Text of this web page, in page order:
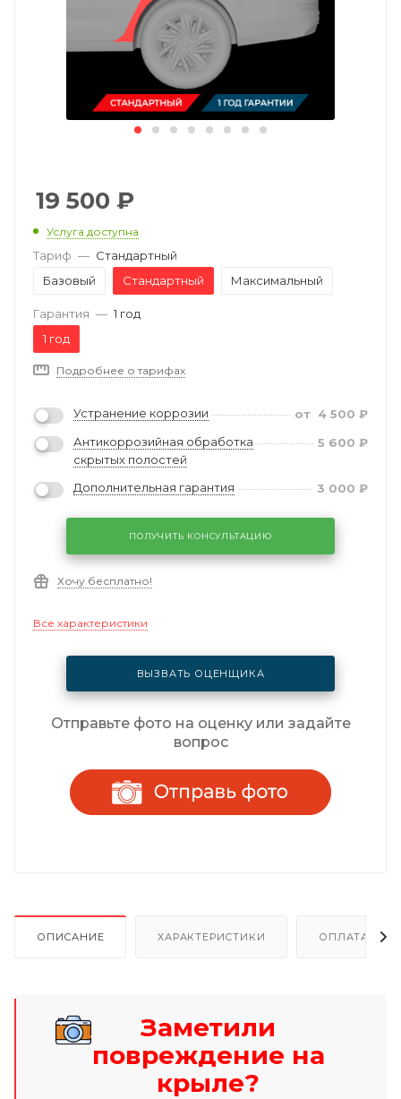
19 500 ₽
Услуга доступна
Тариф — Стандартный
Базовый
Стандартный Максимальный
Гарантия — 1 год
1 год
Подробнее о тарифах
Устранение коррозии от 4 500 ₽
Антикоррозийная обработка
скрытых полостей
5 600 ₽
Дополнительная гарантия 3 000 ₽
ПОЛУЧИТЬ КОНСУЛЬТАЦИЮ
Хочу бесплатно!
Все характеристики
ВЫЗВАТЬ ОЦЕНЩИКА
Отправьте фото на оценку или задайте
вопрос
ОПИСАНИЕ ХАРАКТЕРИСТИКИ ОПЛАТА И
Заметили
повреждение на
крыле?